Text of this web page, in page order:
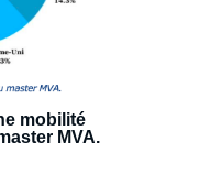
mobilité
MVA.